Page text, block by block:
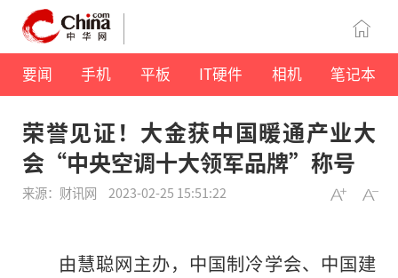
要闻 手机 平板 IT硬件 相机 笔记本
荣誉见证！大金获中国暖通产业大
会“中央空调十大领军品牌”称号
来源：财讯网 2023-02-25 15:51:22
由慧聪网主办，中国制冷学会、中国建